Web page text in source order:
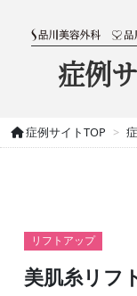
症例
症例サイトTOP
リフトアップ
美肌糸リフ